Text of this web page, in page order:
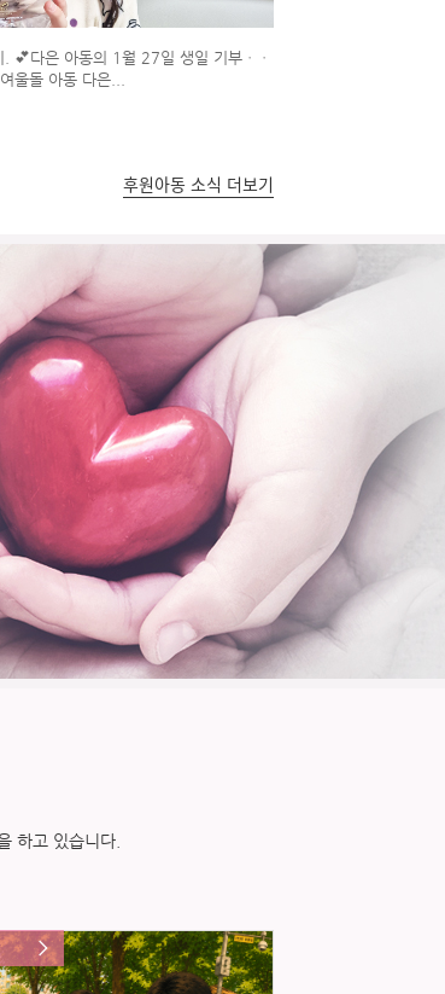
💕다은 아동의 1월 27일 생일 기부ㆍㆍ
울돌 아동 다은...
후원아동 소식 더보기
하고 있습니다.